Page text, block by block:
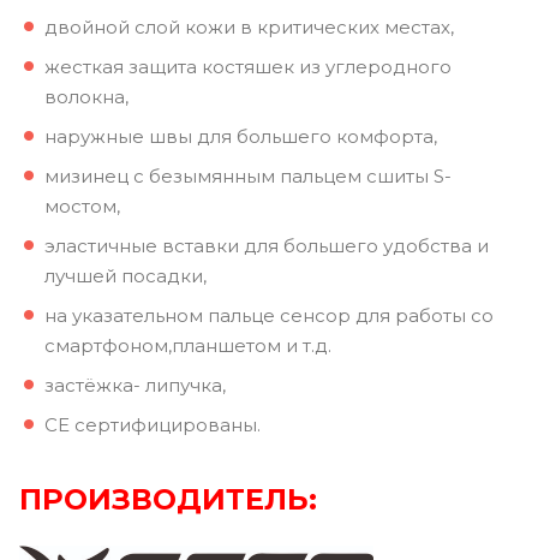
двойной слой кожи в критических местах,
жесткая защита костяшек из углеродного
волокна,
наружные швы для большего комфорта,
мизинец с безымянным пальцем сшиты S-
мостом,
эластичные вставки для большего удобства и
лучшей посадки,
на указательном пальце сенсор для работы со
смартфоном,планшетом и т.д.
застёжка- липучка,
СЕ сертифицированы.
ПРОИЗВОДИТЕЛЬ: